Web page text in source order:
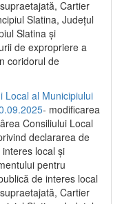
Cartier
Slatina, Județul
Slatina și
de expropriere a
coridorul de
Local al Municipiului
- modificarea
Consiliului Local
declararea de
local şi
pentru
de interes local
Cartier